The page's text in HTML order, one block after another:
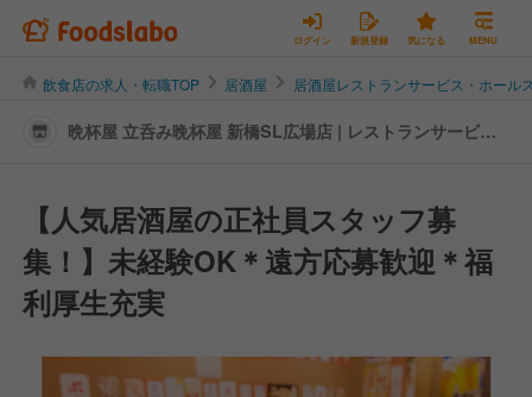
ログイン 新規登録 気になる MENU
飲食店の求人・転職TOP 居酒屋 居酒屋レストランサービス・ホール
晩杯屋 立呑み晩杯屋 新橋SL広場店 | レストランサービ
【人気居酒屋の正社員スタッフ募
集！】未経験OK＊遠方応募歓迎＊福
利厚生充実